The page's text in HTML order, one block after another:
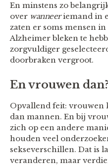
En minstens zo
over wanneeriemand in
zaten er soms mensen
Alzheimer bleken te
zorgvuldiger
doorbraken vergroot.
En vrouwen dan?
Opvallend feit:
dan mannen. En bij
zich op een andere
houden veel
sekseverschillen. Dat is
veranderen, maar